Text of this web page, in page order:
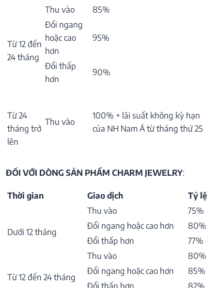
Từ 12 đến
24 tháng
Thu vào
85%
Đổi ngang
hoặc cao
hơn
95%
Đổi thấp
hơn
90%
Từ 24
tháng trở
lên
Thu vào
100% + lãi suất không kỳ hạn
của NH Nam Á từ tháng thứ 25
ĐỐI VỚI DÒNG SẢN PHẨM CHARM JEWELRY:
Thời gian Giao dịch Tỷ lệ
Dưới 12 tháng
Thu vào
75%
Đổi ngang hoặc cao hơn
80%
Đổi thấp hơn
77%
Từ 12 đến 24 tháng
Thu vào
80%
Đổi ngang hoặc cao hơn
85%
Đổi thấp hơn
82%